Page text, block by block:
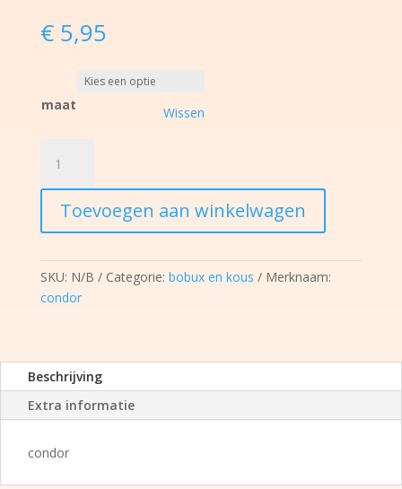
€5,95
maat Wissen
kous
basic
roze
hoeveelheid
Toevoegen aan winkelwagen
SKU: N/B Categorie: bobux en kous
Merknaam:
condor
Beschrijving
Extra informatie
condor